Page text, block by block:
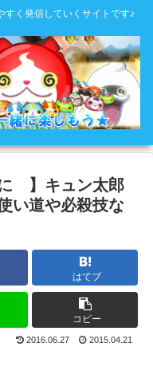
すく発信していくサイトです♪
】キュン太郎
い道や必殺技な
はてブ
コピー
2016.06.27 2015.04.21